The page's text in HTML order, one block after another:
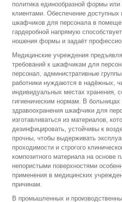
политика единообразной формы
клиентами. Обеспечение
шкафчиков для персонала в
гардеробной напрямую
ношения формы и задаёт
Медицинские учреждения
требований к шкафчикам для
персонал, административные
работники нуждаются в надёжных,
индивидуальных местах хранения,
гигиеническим нормам. В
здравоохранения шкафчики для
изготавливаться из материалов,
дезинфицировать, устойчивы к
прочны, чтобы выдерживать
проходимости и строгого
композитного материала на основе
непористыми поверхностями
применения в медицинских
причинам.
В промышленных и